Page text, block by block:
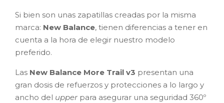
Si bien son unas zapatillas creadas por la misma
marca: New Balance, tienen diferencias a tener en
cuenta a la hora de elegir nuestro modelo
preferido.
Las New Balance More Trail v3 presentan una
gran dosis de refuerzos y protecciones a lo largo y
ancho del upper para asegurar una seguridad 360º